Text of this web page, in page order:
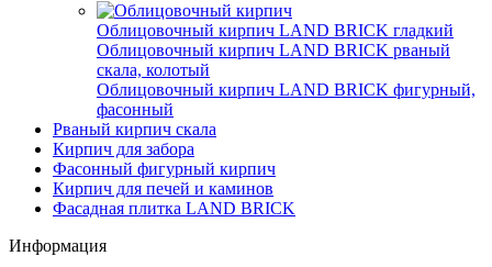
Облицовочный кирпич LAND BRICK гладкий
Облицовочный кирпич LAND BRICK рваный
скала, колотый
Облицовочный кирпич LAND BRICK фигурный,
фасонный
Рваный кирпич скала
Кирпич для забора
Фасонный фигурный кирпич
Кирпич для печей и каминов
Фасадная плитка LAND BRICK
Информация